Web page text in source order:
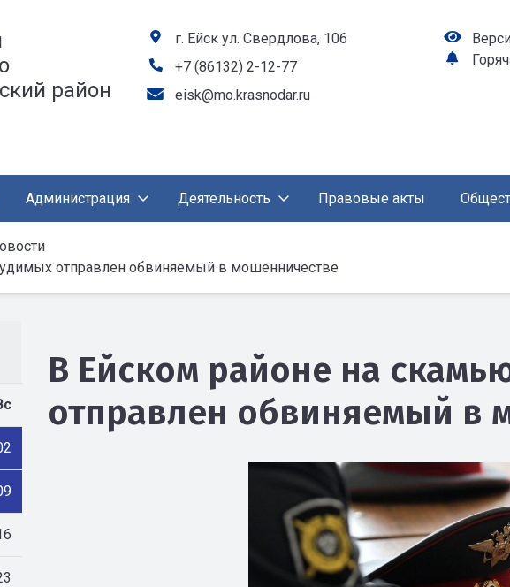
район
г. Ейск ул. Свердлова, 106
+7 (86132) 2-12-77
eisk@mo.krasnodar.ru
Администрация Деятельность Правовые акты
отправлен обвиняемый в мошенничестве
В Ейском районе на
отправлен обвиняемый в